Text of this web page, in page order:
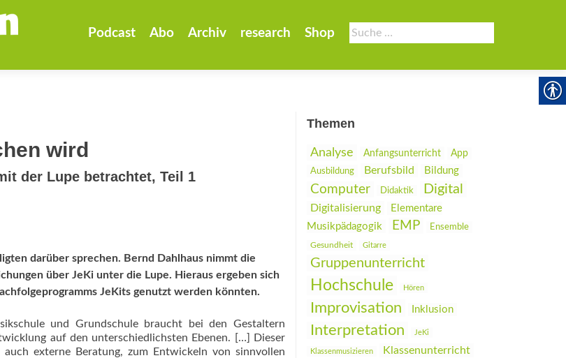
Suche
nach:
Podcast Abo Archiv research Shop
wird
der Lupe betrachtet, Teil 1
darüber sprechen. Bernd Dahlhaus nimmt die
über JeKi unter die Lupe. Hieraus ergeben sich
JeKits genutzt werden könnten.
und Grundschule braucht bei den Gestaltern
auf den unterschiedlichsten Ebenen. […] Dieser
externe Beratung, zum Entwickeln von sinnvollen
Themen
Analyse Anfangsunterricht
App
Ausbildung
Berufsbild Bildung
Computer Didaktik Digital
Digitalisierung
Elementare
Musikpädagogik
EMP Ensemble
Gesundheit Gitarre
Gruppenunterricht
Hochschule Hören
Improvisation Inklusion
Interpretation JeKi
Klassenmusizieren Klassenunterricht